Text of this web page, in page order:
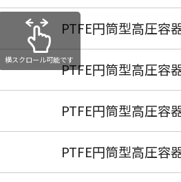
PTFE円筒型高圧
PTFE円筒型高圧
PTFE円筒型高圧
PTFE円筒型高圧
横スクロール可能です